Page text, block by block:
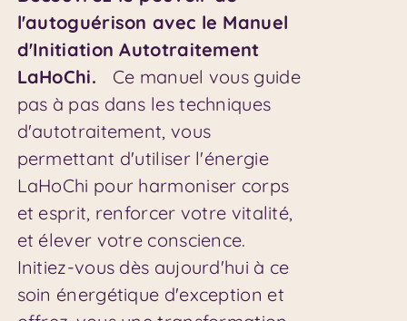
l'autoguérison avec le Manuel
d'Initiation Autotraitement
LaHoChi.
Ce manuel vous guide
pas à pas dans les techniques
d'autotraitement, vous
permettant d'utiliser l'énergie
LaHoChi pour harmoniser corps
et esprit, renforcer votre vitalité,
et élever votre conscience.
Initiez-vous dès aujourd'hui à ce
soin énergétique d'exception et